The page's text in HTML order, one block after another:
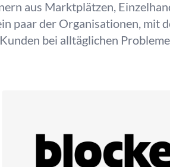
aus Marktplätzen,
paar der Organisationen, mit
Kunden bei alltäglichen